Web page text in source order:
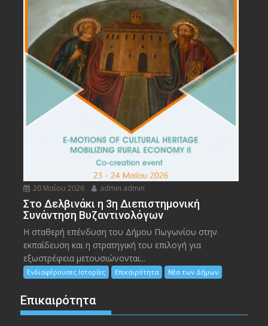
20 Μαΐου 2026 admin admin
Στο Δελβινάκι η 3η Διεπιστημονική
Συνάντηση Βυζαντινολόγων
Η σταθερή επένδυση του Δήμου Πωγωνίου στην
εκπαίδευση και η στρατηγική του επιλογή για
εξωστρέφεια μετουσιώνονται...
Ενδιαφέρουσες Ιστορίες Επικαιρότητα Νέα των Δήμων
Επικαιρότητα